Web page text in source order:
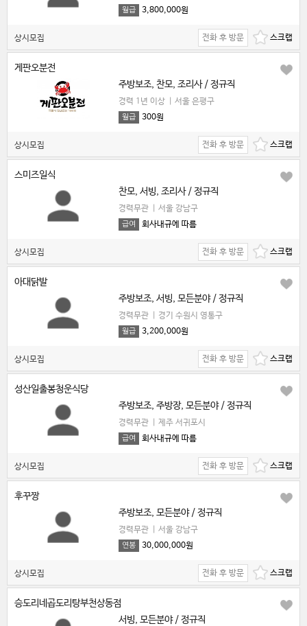
월급 3,800,000원
상시모집 전화 후 방문
게판오분전
주방보조, 찬모, 조리사 / 정규직
경력 1년 이상 서울 은평구
월급 300원
상시모집 전화 후 방문
스미즈일식
찬모, 서빙, 조리사 / 정규직
경력무관 서울 강남구
급여 회사내규에 따름
상시모집 전화 후 방문
아대닭발
주방보조, 서빙, 모든분야 / 정규직
경력무관 경기 수원시 영통구
월급 3,200,000원
상시모집 전화 후 방문
성산일출봉청운식당
주방보조, 주방장, 모든분야 / 정규직
경력무관 제주 서귀포시
급여 회사내규에 따름
상시모집 전화 후 방문
후꾸짱
주방보조, 모든분야 / 정규직
경력무관 서울 강남구
연봉 30,000,000원
상시모집 전화 후 방문
승도리네곱도리탕부천상동점
서빙, 모든분야 / 정규직